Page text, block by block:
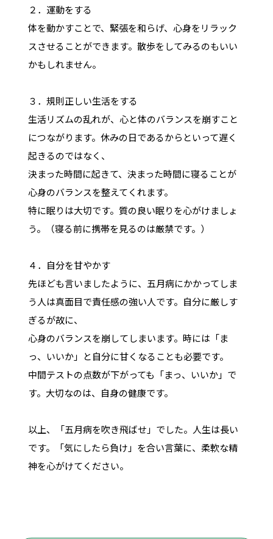
２．運動をする
体を動かすことで、緊張を和らげ、心身をリラック
スさせることができます。散歩をしてみるのもいい
かもしれません。
３．規則正しい生活をする
生活リズムの乱れが、心と体のバランスを崩すこと
につながります。休みの日であるからといって遅く
起きるのではなく、
決まった時間に起きて、決まった時間に寝ることが
心身のバランスを整えてくれます。
特に眠りは大切です。質の良い眠りを心がけましょ
う。（寝る前に携帯を見るのは厳禁です。）
４．自分を甘やかす
先ほども言いましたように、五月病にかかってしま
う人は真面目で責任感の強い人です。自分に厳しす
ぎるが故に、
心身のバランスを崩してしまいます。時には「ま
っ、いいか」と自分に甘くなることも必要です。
中間テストの点数が下がっても「まっ、いいか」で
す。大切なのは、自身の健康です。
以上、「五月病を吹き飛ばせ」でした。人生は長い
です。「気にしたら負け」を合い言葉に、柔軟な精
神を心がけてください。